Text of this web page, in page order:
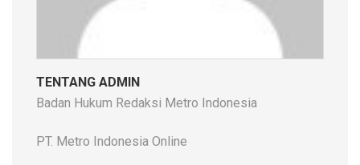
TENTANG ADMIN
Badan Hukum Redaksi Metro Indonesia
PT. Metro Indonesia Online